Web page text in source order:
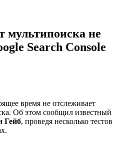
мультипоиска не
Search Console
время не отслеживает
Об этом сообщил известный
Гейб, проведя несколько тестов